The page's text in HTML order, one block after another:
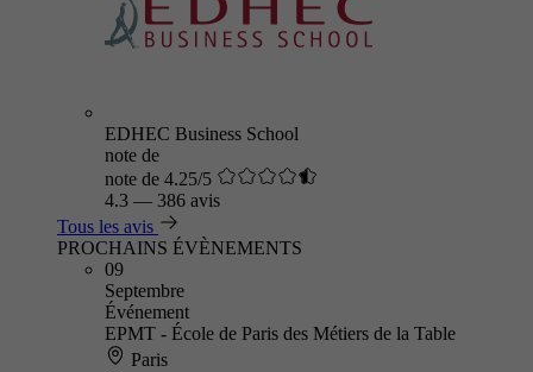
EDHEC Business School
note de
note de 4.25/5
4.3 — 386 avis
Tous les avis
PROCHAINS ÉVÈNEMENTS
09
Septembre
Événement
EPMT - École de Paris des Métiers de la Table
Paris